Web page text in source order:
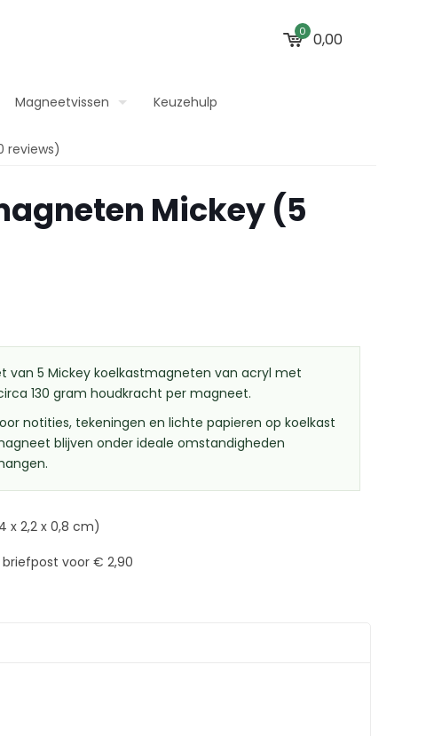
0 0,00
Magneetvissen Keuzehulp
reviews)
Mickey (5
van 5 Mickey koelkastmagneten van acryl met
130 gram houdkracht per magneet.
notities, tekeningen en lichte papieren op koelkast
blijven onder ideale omstandigheden
x 2,2 x 0,8 cm)
voor € 2,90